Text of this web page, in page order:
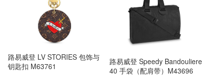
路易威登 LV STORIES 包饰与
钥匙扣 M63761
路易威登 Speedy Bandouliere
40 手袋（配肩带）M43696